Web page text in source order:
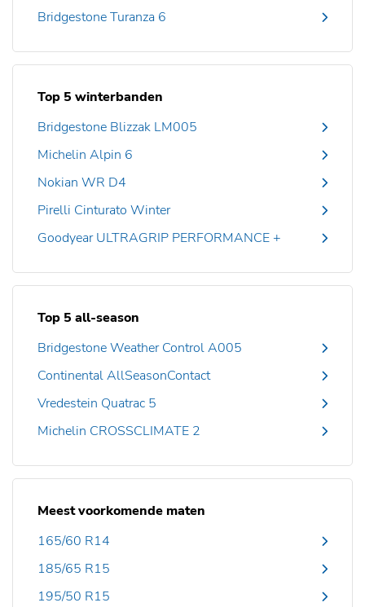
Bridgestone Turanza 6
Top 5 winterbanden
Bridgestone Blizzak LM005
Michelin Alpin 6
Nokian WR D4
Pirelli Cinturato Winter
Goodyear ULTRAGRIP PERFORMANCE +
Top 5 all-season
Bridgestone Weather Control A005
Continental AllSeasonContact
Vredestein Quatrac 5
Michelin CROSSCLIMATE 2
Meest voorkomende maten
165/60 R14
185/65 R15
195/50 R15